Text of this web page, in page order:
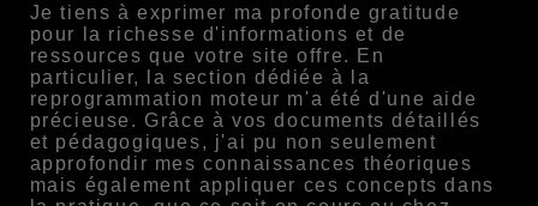
Je tiens à exprimer ma profonde gratitude
pour la richesse d'informations et de
ressources que votre site offre. En
particulier, la section dédiée à la
reprogrammation moteur m'a été d'une aide
précieuse. Grâce à vos documents détaillés
et pédagogiques, j'ai pu non seulement
approfondir mes connaissances théoriques
mais également appliquer ces concepts dans